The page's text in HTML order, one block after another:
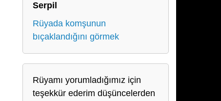
Serpil
Rüyada komşunun
bıçaklandığını görmek
Rüyamı yorumladığımız için
teşekkür ederim düşüncelerden